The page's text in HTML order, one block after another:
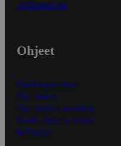
Asiakaspalvelu
Ohjeet
Ensitilaajan ohjeet
Näin maksat
Näin tilaat ja muokkaat
Kaikki ohjeet ja vinkit
In English